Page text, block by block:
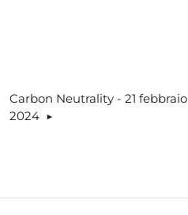
Carbon Neutrality - 21 febbraio
2024  ▶︎